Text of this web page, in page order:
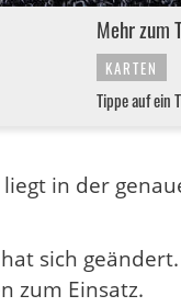
Mehr zum
KARTEN
Tippe auf ein
in der
sich
zum Einsatz.